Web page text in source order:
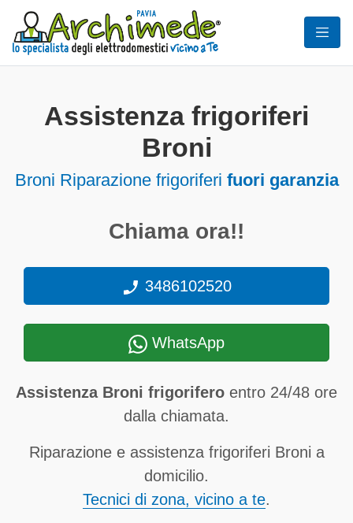
Assistenza frigoriferi
Broni
Broni Riparazione frigoriferi fuori garanzia
Chiama ora!!
3486102520
WhatsApp
Assistenza Broni frigorifero entro 24/48 ore
dalla chiamata.
Riparazione e assistenza frigoriferi Broni a
domicilio.
Tecnici di zona, vicino a te.